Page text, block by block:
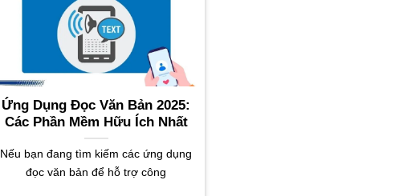
Ứng Dụng Đọc Văn Bản 2025:
Các Phần Mềm Hữu Ích Nhất
Nếu bạn đang tìm kiếm các ứng dụng
đọc văn bản để hỗ trợ công